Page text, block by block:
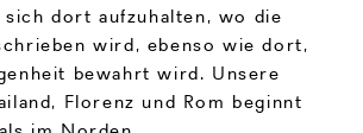
sich dort aufzuhalten, wo die
wird, ebenso wie dort,
bewahrt wird. Unsere
Florenz und Rom beginnt